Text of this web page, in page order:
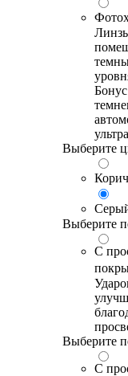
Выберите
Выберите
С
Выберите
С